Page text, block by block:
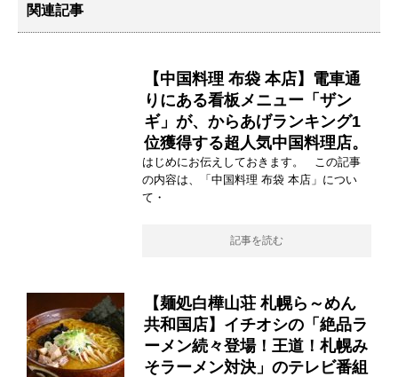
関連記事
【中国料理 布袋 本店】電車通
りにある看板メニュー「ザン
ギ」が、からあげランキング1
位獲得する超人気中国料理店。
はじめにお伝えしておきます。 この記事
の内容は、「中国料理 布袋 本店」につい
て・
記事を読む
【麺処白樺山荘 札幌ら～めん
共和国店】イチオシの「絶品ラ
ーメン続々登場！王道！札幌み
そラーメン対決」のテレビ番組